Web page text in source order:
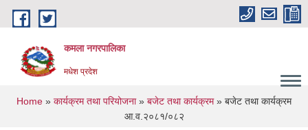
Skip to main content
कमला नगरपालिका
मधेश प्रदेश
You are here
Home » कार्यक्रम तथा परियोजना» बजेट तथा कार्यक्रम» बजेट तथा कार्यक्रम
आ.व.२०८१/०८२